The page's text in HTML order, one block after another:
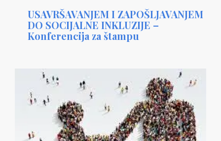
USAVRŠAVANJEM I ZAPOŠLJAVANJEM
DO SOCIJALNE INKLUZIJE –
Konferencija za štampu